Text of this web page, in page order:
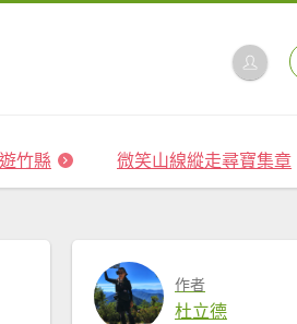
竹縣 微笑山線縱走尋寶集章
作者
杜立德